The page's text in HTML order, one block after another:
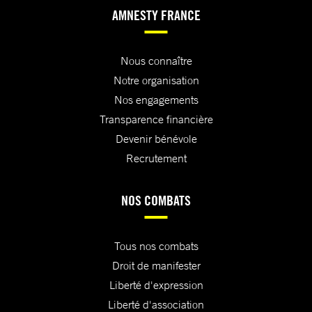
AMNESTY FRANCE
Nous connaître
Notre organisation
Nos engagements
Transparence financière
Devenir bénévole
Recrutement
NOS COMBATS
Tous nos combats
Droit de manifester
Liberté d'expression
Liberté d'association